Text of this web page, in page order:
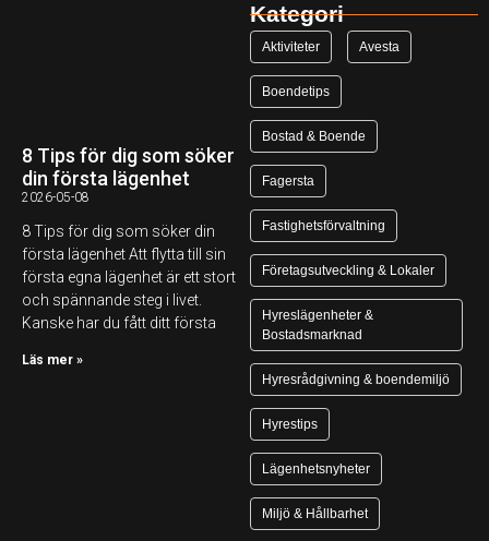
8 Tips för dig som söker
din första lägenhet
2026-05-08
8 Tips för dig som söker din
första lägenhet Att flytta till sin
första egna lägenhet är ett stort
och spännande steg i livet.
Kanske har du fått ditt första
Läs mer »
Kategori
Aktiviteter Avesta
Boendetips
Bostad & Boende
Fagersta
Fastighetsförvaltning
Företagsutveckling & Lokaler
Hyreslägenheter &
Bostadsmarknad
Hyresrådgivning & boendemiljö
Hyrestips
Lägenhetsnyheter
Miljö & Hållbarhet